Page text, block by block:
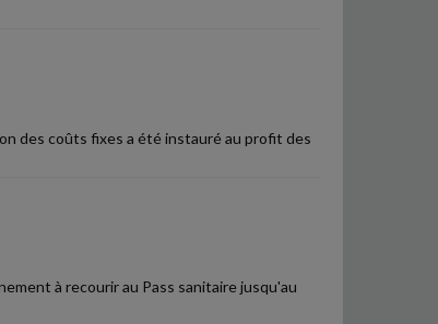
des coûts fixes a été instauré au profit des
à recourir au Pass sanitaire jusqu'au